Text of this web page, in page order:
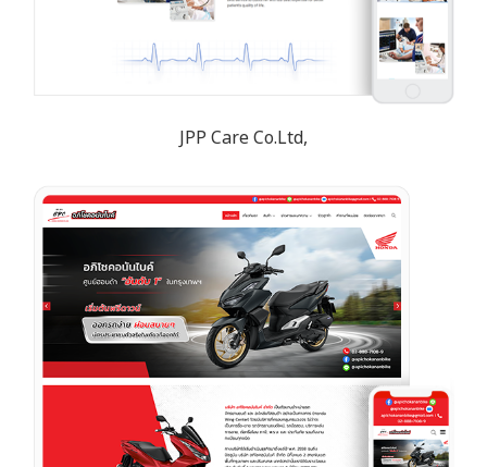
JPP Care Co.Ltd,